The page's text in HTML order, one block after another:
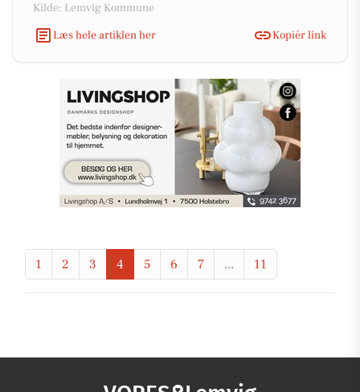
Kilde: Lemvig Kommune
Læs hele artiklen her
Kopiér link
1 2 3 4 5 6 7 ... 11